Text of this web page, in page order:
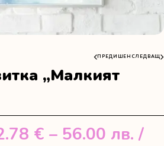
ПРЕДИШЕН СЛЕДВАЩ
„Малкият
€ – 56.00 лв. /